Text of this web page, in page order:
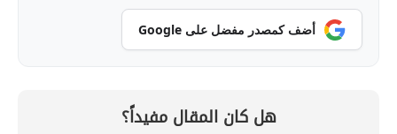
أضف كمصدر مفضل على Google
هل كان المقال مفيداً؟